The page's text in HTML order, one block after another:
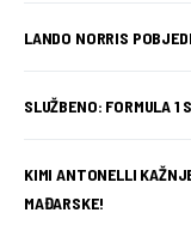
LANDO NORRIS
SLUŽBENO: FORMULA 1
KIMI ANTONELLI
MAĐARSKE!